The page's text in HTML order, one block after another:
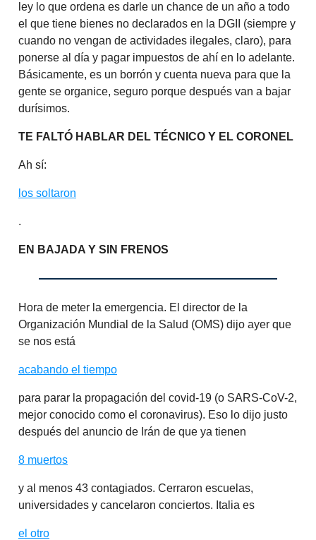
ley lo que ordena es darle un chance de un año a todo
el que tiene bienes no declarados en la DGII (siempre y
cuando no vengan de actividades ilegales, claro), para
ponerse al día y pagar impuestos de ahí en lo adelante.
Básicamente, es un borrón y cuenta nueva para que la
gente se organice, seguro porque después van a bajar
durísimos.
TE FALTÓ HABLAR DEL TÉCNICO Y EL CORONEL
Ah sí:
los soltaron
.
EN BAJADA Y SIN FRENOS
Hora de meter la emergencia. El director de la
Organización Mundial de la Salud (OMS) dijo ayer que
se nos está
acabando el tiempo
para parar la propagación del covid-19 (o SARS-CoV-2,
mejor conocido como el coronavirus). Eso lo dijo justo
después del anuncio de Irán de que ya tienen
8 muertos
y al menos 43 contagiados. Cerraron escuelas,
universidades y cancelaron conciertos. Italia es
el otro